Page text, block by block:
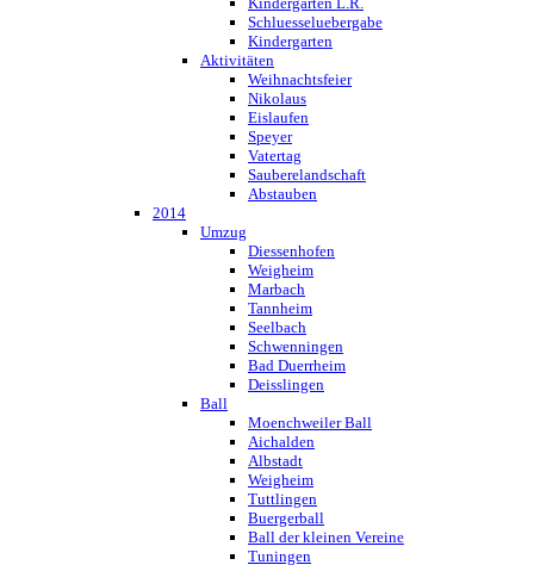
Schluesseluebergabe
Kindergarten
Aktivitäten
Weihnachtsfeier
Nikolaus
Eislaufen
Speyer
Vatertag
Sauberelandschaft
Abstauben
2014
Umzug
Diessenhofen
Weigheim
Marbach
Tannheim
Seelbach
Schwenningen
Bad Duerrheim
Deisslingen
Ball
Moenchweiler Ball
Aichalden
Albstadt
Weigheim
Tuttlingen
Buergerball
Ball der kleinen Vereine
Tuningen